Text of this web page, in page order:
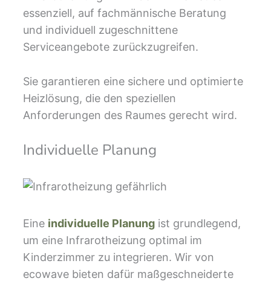
essenziell, auf fachmännische Beratung
und individuell zugeschnittene
Serviceangebote zurückzugreifen.
Sie garantieren eine sichere und optimierte
Heizlösung, die den speziellen
Anforderungen des Raumes gerecht wird.
Individuelle Planung
Eine individuelle Planungist grundlegend,
um eine Infrarotheizung optimal im
Kinderzimmer zu integrieren. Wir von
ecowave bieten dafür maßgeschneiderte